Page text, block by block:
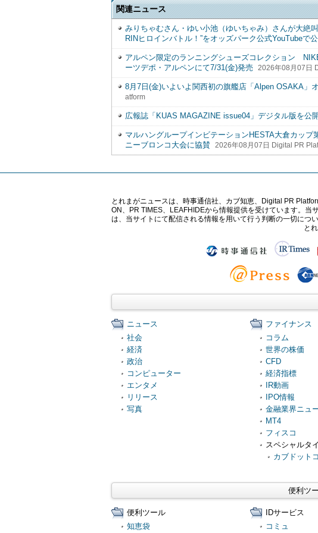
関連ニュース
みりちゃむさん・ゆい小池（ゆいちゃみ）さんが大絶
RINヒロインバトル！”をオッズパーク公式YouTubeで
アルペン限定のランニングシューズコレクション
ーツデポ・アルペンにて7/31(金)発売
2026年08月07日
8月7日(金)いよいよ関西初の旗艦店「Alpen OSAKA」
atform
広報誌「KUAS MAGAZINE issue04」デジタル版を公
マルハングループインビテーションHESTA大倉カッ
ニーブロンコ大会に協賛
2026年08月07日 Digital PR
とれまがニュースは、時事通信社、カブ知恵、Digital PR
ON、PR TIMES、LEAFHIDEから情報提供を受けています。
は、当サイトにて配信される情報を用いて行う判断の一切につ
と
ニュース
社会
経済
政治
コンピューター
エンタメ
リリース
写真
ファイナンス
コラム
世界の株価
CFD
経済指標
IR動画
IPO情報
金融業界ニュ
MT4
フィスコ
スペシャルタ
カブドット
便利ツ
便利ツール
知恵袋
IDサービス
コミュ